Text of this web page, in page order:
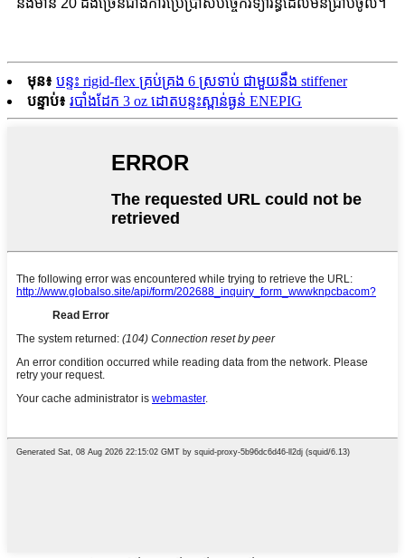
នឹងមាន 20 ដងច្រើនជាងការប្រើប្រាស់បច្ចេកវិទ្យារន្ធដែលមិនជ្រាបចូល។
មុន៖ បន្ទះ rigid-flex គ្រប់គ្រង 6 ស្រទាប់ ជាមួយនឹង stiffener
បន្ទាប់៖ របាំងដែក 3 oz ដោតបន្ទះស្ពាន់ធ្ងន់ ENEPIG